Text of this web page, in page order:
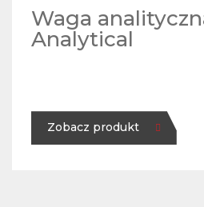
Waga
Analytical
Zobacz produkt